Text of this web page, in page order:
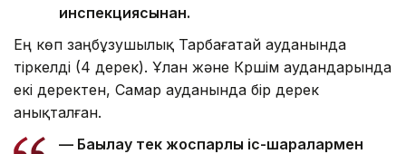
инспекциясынан.
Ең көп заңбұзушылық Тарбағатай ауданында
тіркелді (4 дерек). Ұлан және Күршім аудандарында
екі деректен, Самар ауданында бір дерек
анықталған.
— Бақылау тек жоспарлы іс-шаралармен